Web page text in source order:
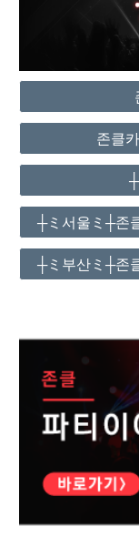
존클
┼ミ서울ミ┼존
┼ミ부산ミ┼존